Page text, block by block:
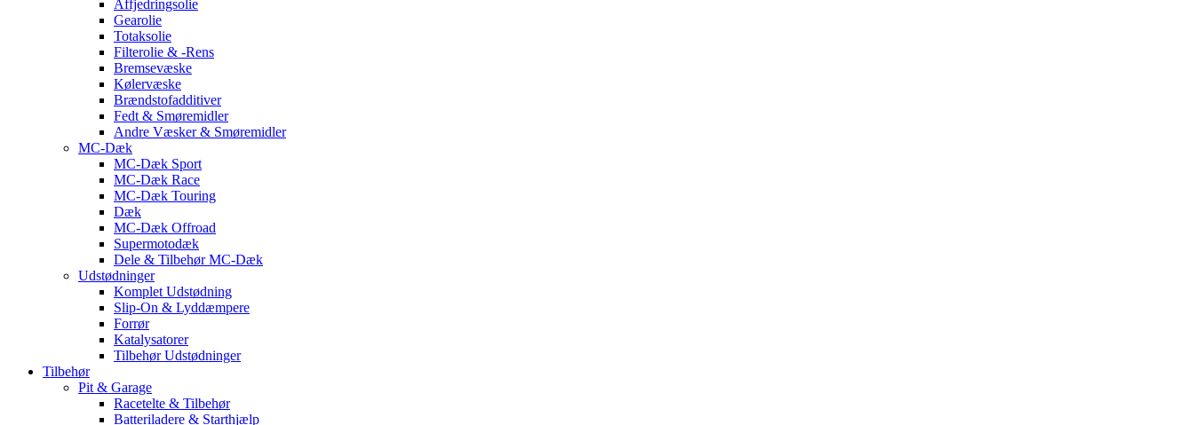
Affjedringsolie
Gearolie
Totaksolie
Filterolie & -Rens
Bremsevæske
Kølervæske
Brændstofadditiver
Fedt & Smøremidler
Andre Væsker & Smøremidler
MC-Dæk
MC-Dæk Sport
MC-Dæk Race
MC-Dæk Touring
Dæk
MC-Dæk Offroad
Supermotodæk
Dele & Tilbehør MC-Dæk
Udstødninger
Komplet Udstødning
Slip-On & Lyddæmpere
Forrør
Katalysatorer
Tilbehør Udstødninger
Tilbehør
Pit & Garage
Racetelte & Tilbehør
Batteriladere & Starthjælp